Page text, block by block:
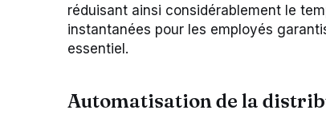
réduisant ainsi considérablement le
instantanées pour les employés
essentiel.
Automatisation de la